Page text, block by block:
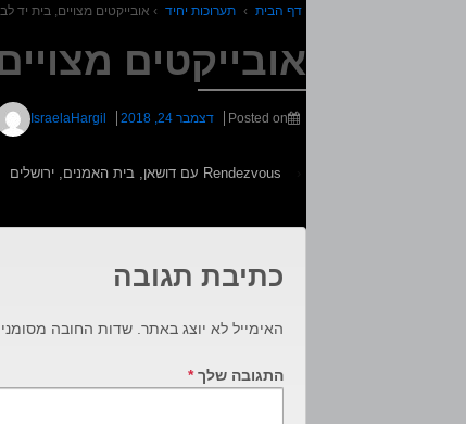
דף הבית › תערוכות יחיד › אובייקטים מצויים, בית יד
אובייקטים
Posted on דצמבר 24, 2018 IsraelaHargil
Rendezvous עם דושאן, בית האמנים, ירושלים
כתיבת תגובה
האימייל לא יוצג באתר. שדות החובה
התגובה שלך*